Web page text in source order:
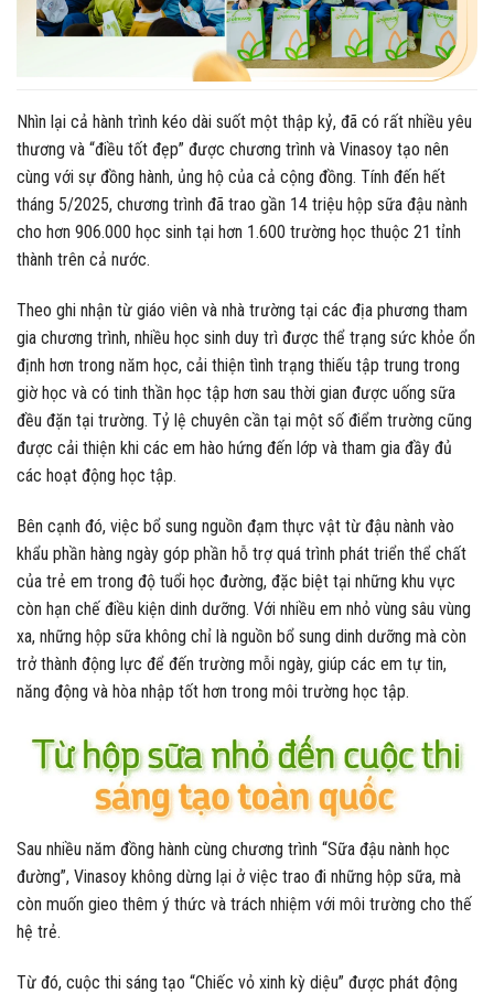
Nhìn lại cả hành trình kéo dài suốt một thập kỷ, đã có rất nhiều yêu
thương và “điều tốt đẹp” được chương trình và Vinasoy tạo nên
cùng với sự đồng hành, ủng hộ của cả cộng đồng. Tính đến hết
tháng 5/2025, chương trình đã trao gần 14 triệu hộp sữa đậu nành
cho hơn 906.000 học sinh tại hơn 1.600 trường học thuộc 21 tỉnh
thành trên cả nước.
Theo ghi nhận từ giáo viên và nhà trường tại các địa phương tham
gia chương trình, nhiều học sinh duy trì được thể trạng sức khỏe ổn
định hơn trong năm học, cải thiện tình trạng thiếu tập trung trong
giờ học và có tinh thần học tập hơn sau thời gian được uống sữa
đều đặn tại trường. Tỷ lệ chuyên cần tại một số điểm trường cũng
được cải thiện khi các em hào hứng đến lớp và tham gia đầy đủ
các hoạt động học tập.
Bên cạnh đó, việc bổ sung nguồn đạm thực vật từ đậu nành vào
khẩu phần hàng ngày góp phần hỗ trợ quá trình phát triển thể chất
của trẻ em trong độ tuổi học đường, đặc biệt tại những khu vực
còn hạn chế điều kiện dinh dưỡng. Với nhiều em nhỏ vùng sâu vùng
xa, những hộp sữa không chỉ là nguồn bổ sung dinh dưỡng mà còn
trở thành động lực để đến trường mỗi ngày, giúp các em tự tin,
năng động và hòa nhập tốt hơn trong môi trường học tập.
Sau nhiều năm đồng hành cùng chương trình “Sữa đậu nành học
đường”, Vinasoy không dừng lại ở việc trao đi những hộp sữa, mà
còn muốn gieo thêm ý thức và trách nhiệm với môi trường cho thế
hệ trẻ.
Từ đó, cuộc thi sáng tạo “Chiếc vỏ xinh kỳ diệu” được phát động